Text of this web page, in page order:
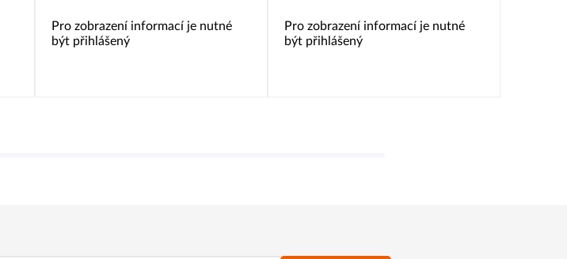
Pro zobrazení informací je nutné
být přihlášený
Pro zobrazení informací je nutné
být přihlášený